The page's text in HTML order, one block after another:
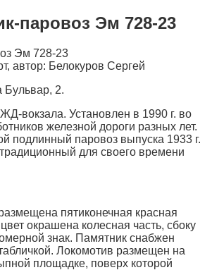
паровоз Эм 728-23
автор: Белокуров Сергей
Бульвар, 2.
вокзала. Установлен в 1990 г. во
железной дороги разных лет.
подлинный паровоз выпуска 1933 г.
для своего времени
пятиконечная красная
окрашена колесная часть, сбоку
знак. Памятник снабжен
Локомотив размещен на
площадке, поверх которой